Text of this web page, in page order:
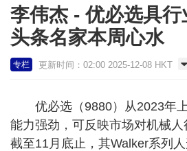
李伟杰 - 优必选具
头条名家本周心水
专栏 更新时间：02:00 2025-12-08 HKT
优必选（9880）从2023年上
能力强劲，可反映市场对机械人
截至11月底止，其Walker系列